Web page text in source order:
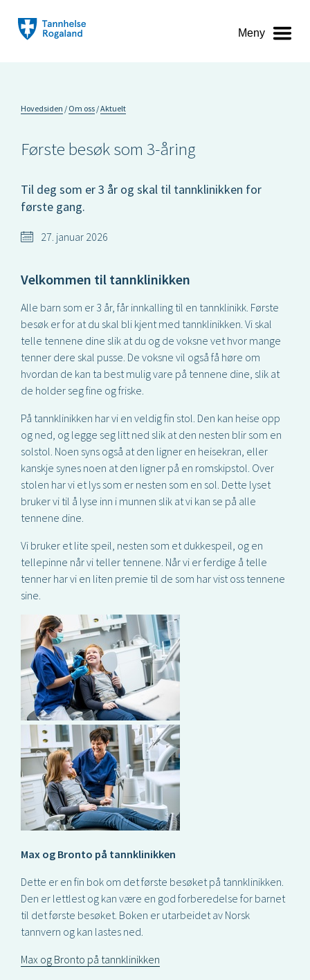
Meny
Hovedsiden Om oss Aktuelt
Første besøk som 3-åring
Til deg som er 3 år og skal til tannklinikken for
første gang.
27. januar 2026
Velkommen til tannklinikken
Alle barn som er 3 år, får innkalling til en tannklinikk. Første
besøk er for at du skal bli kjent med tannklinikken. Vi skal
telle tennene dine slik at du og de voksne vet hvor mange
tenner dere skal pusse. De voksne vil også få høre om
hvordan de kan ta best mulig vare på tennene dine, slik at
de holder seg fine og friske.
På tannklinikken har vi en veldig fin stol. Den kan heise opp
og ned, og legge seg litt ned slik at den nesten blir som en
solstol. Noen syns også at den ligner en heisekran, eller
kanskje synes noen at den ligner på en romskipstol. Over
stolen har vi et lys som er nesten som en sol. Dette lyset
bruker vi til å lyse inn i munnen slik at vi kan se på alle
tennene dine.
Vi bruker et lite speil, nesten som et dukkespeil, og en
tellepinne når vi teller tennene. Når vi er ferdige å telle
tenner har vi en liten premie til de som har vist oss tennene
sine.
Max og Bronto på tannklinikken
Dette er en fin bok om det første besøket på tannklinikken.
Den er lettlest og kan være en god forberedelse for barnet
til det første besøket. Boken er utarbeidet av Norsk
tannvern og kan lastes ned.
Max og Bronto på tannklinikken